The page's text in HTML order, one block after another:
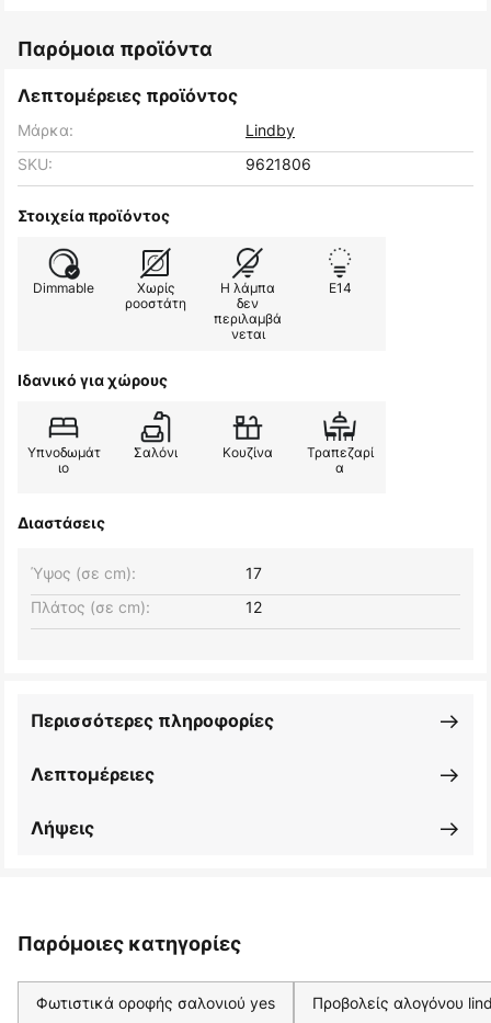
Παρόμοια προϊόντα
Λεπτομέρειες προϊόντος
Μάρκα:
Lindby
SKU:
9621806
Στοιχεία προϊόντος
Dimmable
Χωρίς
ροοστάτη
Η λάμπα
δεν
περιλαμβά
νεται
E14
Ιδανικό για χώρους
Υπνοδωμάτ
ιο
Σαλόνι Κουζίνα
Τραπεζαρί
α
Διαστάσεις
Πλάτος (σε cm): 12
Ύψος (σε cm): 17
Λεπτομέρειες
Περισσότερες πληροφορίες
Λήψεις
Παρόμοιες κατηγορίες
Φωτιστικά οροφής σαλονιού yes Προβολείς αλογόνου